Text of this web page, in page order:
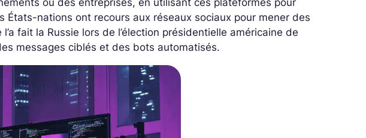
ou des entreprises, en utilisant ces plateformes pour
États-nations ont recours aux réseaux sociaux pour mener des
fait la Russie lors de l’élection présidentielle américaine de
messages ciblés et des bots automatisés.